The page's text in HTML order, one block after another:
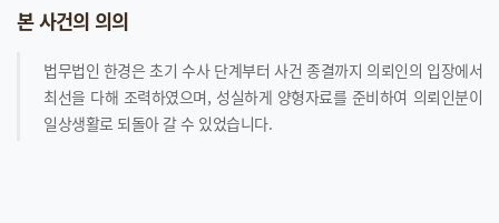
본 사건의 의의
법무법인 한경은 초기 수사 단계부터 사건 종결까지 의뢰인의 입장에서
최선을 다해 조력하였으며, 성실하게 양형자료를 준비하여 의뢰인분이
일상생활로 되돌아 갈 수 있었습니다.